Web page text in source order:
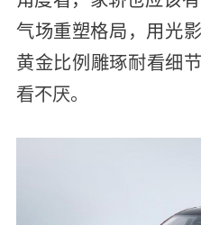
气场重塑格局，用光
黄金比例雕琢耐看细
看不厌。